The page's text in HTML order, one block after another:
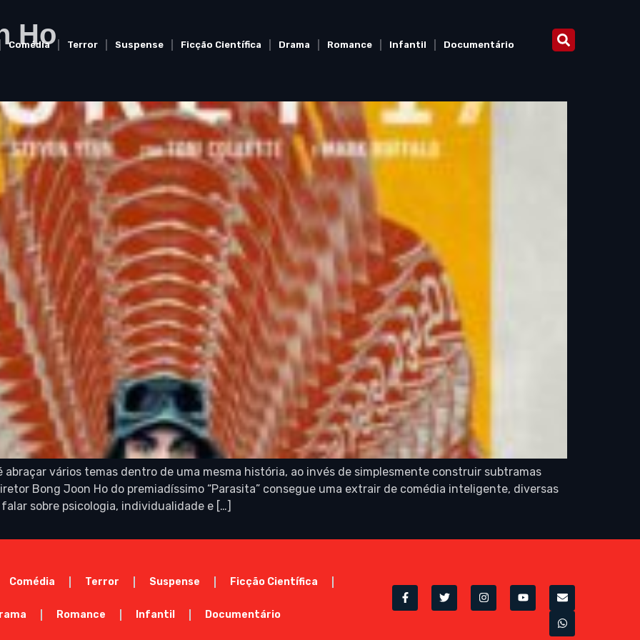
Comédia Terror Suspense Ficção Científica Drama Romance Infantil Documentário
Ho
vários temas dentro de uma mesma história, ao invés de simplesmente construir subtramas
Bong Joon Ho do premiadíssimo “Parasita” consegue uma extrair de comédia inteligente, diversas
sobre psicologia, individualidade e […]
Comédia Terror Suspense Ficção Científica
Romance Infantil Documentário